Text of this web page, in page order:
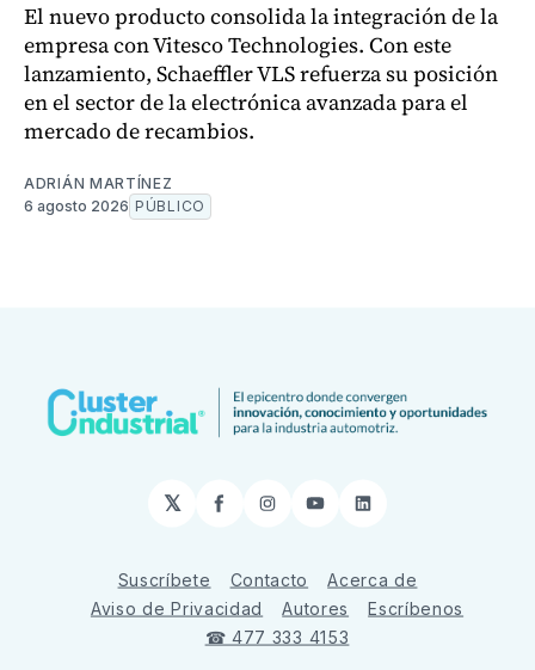
El nuevo producto consolida la integración de la
empresa con Vitesco Technologies. Con este
lanzamiento, Schaeffler VLS refuerza su posición
en el sector de la electrónica avanzada para el
mercado de recambios.
ADRIÁN MARTÍNEZ
6 agosto 2026 PÚBLICO
𝕏 Facebook
Instagram
YouTubeLinkedIn
Suscríbete Contacto
Acerca de
Aviso de Privacidad
Autores
Escríbenos
☎ 477 333 4153